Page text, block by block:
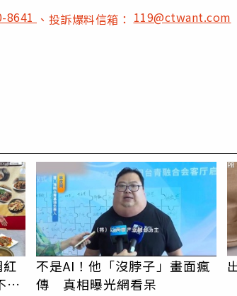
8641 、投訴爆料信箱：119@ctwant.com
對
不是AI！他「沒脖子」畫面瘋
傳 真相曝光網看呆
PR